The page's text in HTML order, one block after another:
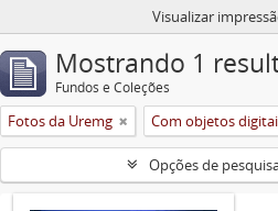
Visualizar
Mostrando 1
Fundos e Coleções
Fotos da Uremg Com objetos
Opções de